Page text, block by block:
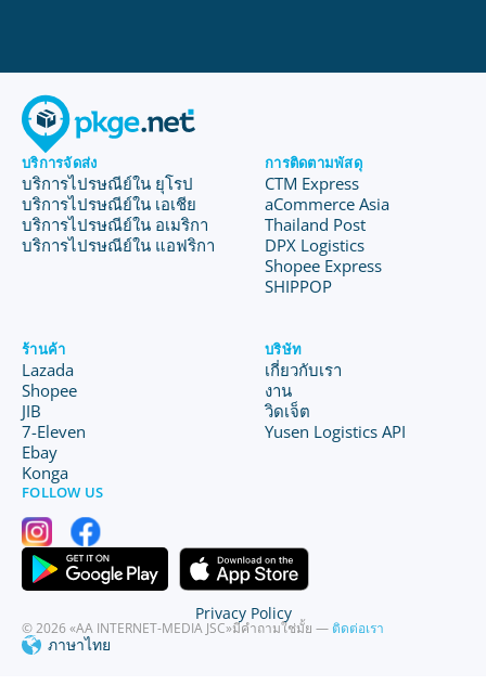
บริการจัดส่ง
บริการไปรษณีย์ใน ยุโรป
บริการไปรษณีย์ใน เอเชีย
บริการไปรษณีย์ใน อเมริกา
บริการไปรษณีย์ใน แอฟริกา
การติดตามพัสดุ
CTM Express
aCommerce Asia
Thailand Post
DPX Logistics
Shopee Express
SHIPPOP
ร้านค้า
Lazada
Shopee
JIB
7-Eleven
Ebay
Konga
บริษัท
เกี่ยวกับเรา
งาน
วิดเจ็ต
Yusen Logistics API
FOLLOW US
© 2026 «AA INTERNET-MEDIA JSC»มีคำถามใช่มั้ย — ติดต่อเรา
ภาษาไทย
Privacy Policy